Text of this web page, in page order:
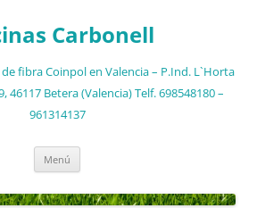
Carbonell
fibra Coinpol en Valencia – P.Ind. L`Horta
46117 Betera (Valencia) Telf. 698548180 –
961314137
Menú